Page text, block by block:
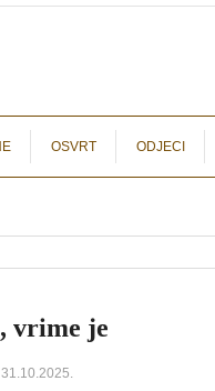
OSVRT ODJECI
vrime je